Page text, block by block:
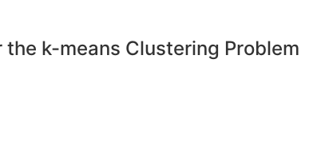
k-means Clustering Problem